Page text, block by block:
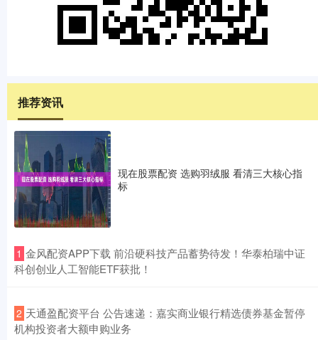
推荐资讯
现在股票配资 选购羽绒服 看清三大核心指
标
1 ​金风配资APP下载 前沿硬科技产品蓄势待发！华泰柏瑞中证
科创创业人工智能ETF获批！
2 ​天通盈配资平台 公告速递：嘉实商业银行精选债券基金暂停
机构投资者大额申购业务